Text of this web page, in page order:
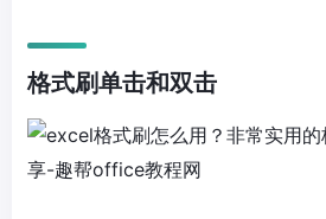
格式刷单击和双击